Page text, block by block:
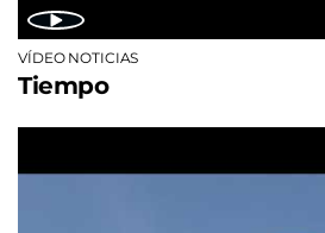
VÍDEO NOTICIAS
Tiempo